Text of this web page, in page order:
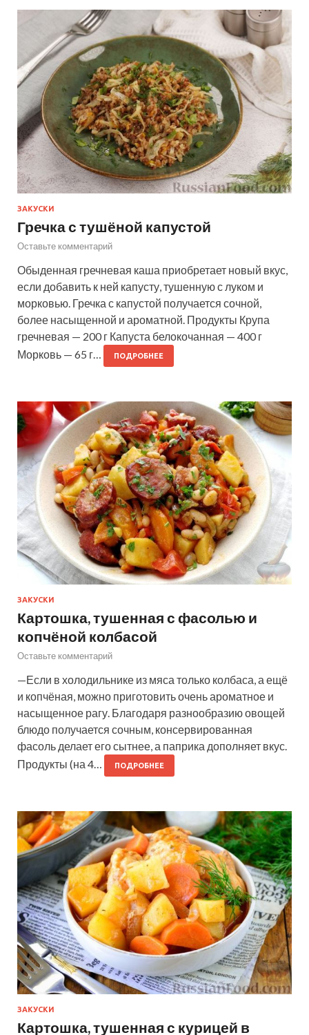
ЗАКУСКИ
Гречка с тушёной капустой
Оставьте комментарий
Обыденная гречневая каша приобретает новый вкус,
если добавить к ней капусту, тушенную с луком и
морковью. Гречка с капустой получается сочной,
более насыщенной и ароматной. Продукты Крупа
гречневая — 200 г Капуста белокочанная — 400 г
Морковь — 65 г…
ПОДРОБНЕЕ
ЗАКУСКИ
Картошка, тушенная с фасолью и
копчёной колбасой
Оставьте комментарий
—Если в холодильнике из мяса только колбаса, а ещё
и копчёная, можно приготовить очень ароматное и
насыщенное рагу. Благодаря разнообразию овощей
блюдо получается сочным, консервированная
фасоль делает его сытнее, а паприка дополняет вкус.
Продукты (на 4…
ПОДРОБНЕЕ
ЗАКУСКИ
Картошка, тушенная с курицей в